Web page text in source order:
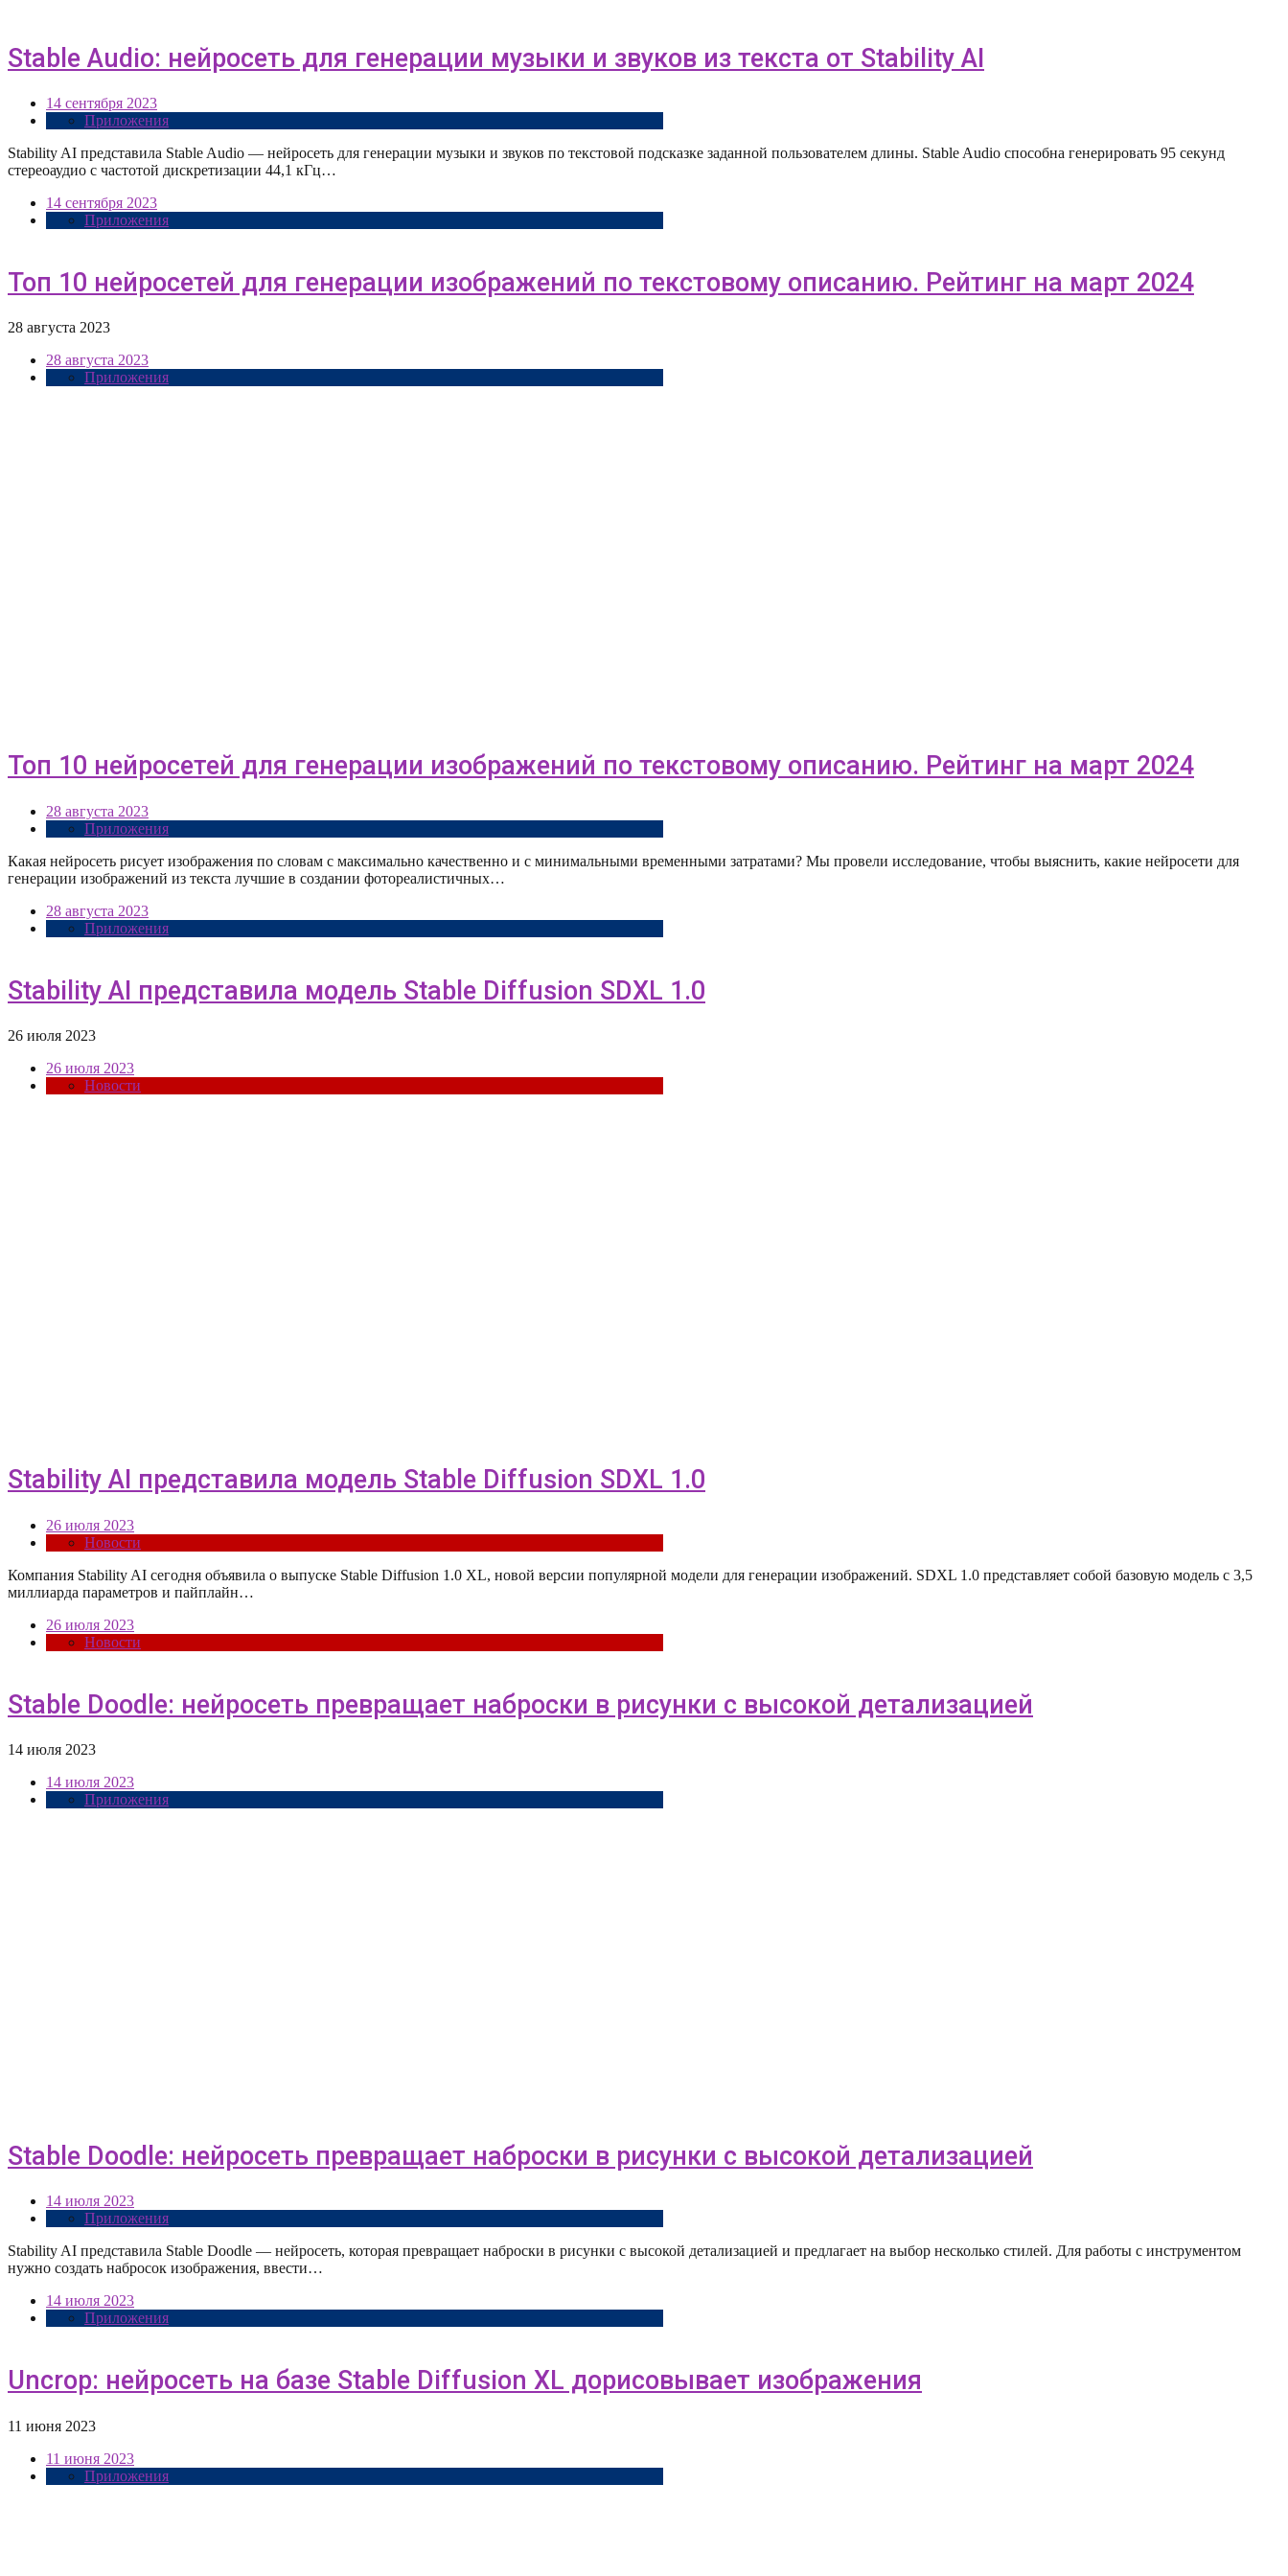
Stable Audio: нейросеть для генерации музыки и звуков из текста от Stability AI
14 сентября 2023
Приложения
Stability AI представила Stable Audio — нейросеть для генерации музыки и звуков по текстовой подсказке заданной пользователем длины. Stable Audio способна генерировать 95 секунд
стереоаудио с частотой дискретизации 44,1 кГц…
14 сентября 2023
Приложения
Топ 10 нейросетей для генерации изображений по текстовому описанию. Рейтинг на март 2024
28 августа 2023
28 августа 2023
Приложения
Топ 10 нейросетей для генерации изображений по текстовому описанию. Рейтинг на март 2024
28 августа 2023
Приложения
Какая нейросеть рисует изображения по словам с максимально качественно и с минимальными временными затратами? Мы провели исследование, чтобы выяснить, какие нейросети для
генерации изображений из текста лучшие в создании фотореалистичных…
28 августа 2023
Приложения
Stability AI представила модель Stable Diffusion SDXL 1.0
26 июля 2023
26 июля 2023
Новости
Stability AI представила модель Stable Diffusion SDXL 1.0
26 июля 2023
Новости
Компания Stability AI сегодня объявила о выпуске Stable Diffusion 1.0 XL, новой версии популярной модели для генерации изображений. SDXL 1.0 представляет собой базовую модель с 3,5
миллиарда параметров и пайплайн…
26 июля 2023
Новости
Stable Doodle: нейросеть превращает наброски в рисунки с высокой детализацией
14 июля 2023
14 июля 2023
Приложения
Stable Doodle: нейросеть превращает наброски в рисунки с высокой детализацией
14 июля 2023
Приложения
Stability AI представила Stable Doodle — нейросеть, которая превращает наброски в рисунки с высокой детализацией и предлагает на выбор несколько стилей. Для работы с инструментом
нужно создать набросок изображения, ввести…
14 июля 2023
Приложения
Uncrop: нейросеть на базе Stable Diffusion XL дорисовывает изображения
11 июня 2023
11 июня 2023
Приложения